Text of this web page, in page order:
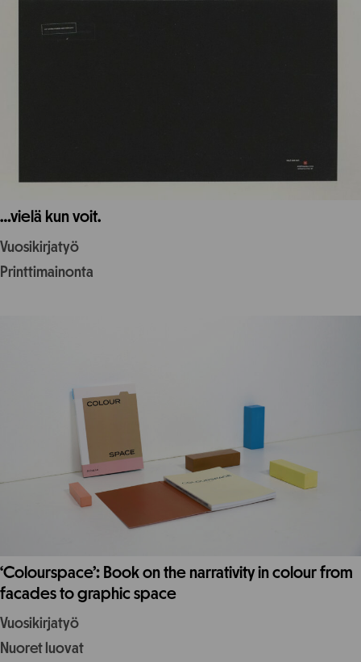
…vielä kun voit.
Vuosikirjatyö
Printtimainonta
‘Colourspace’: Book on the narrativity in colour from
facades to graphic space
Vuosikirjatyö
Nuoret luovat